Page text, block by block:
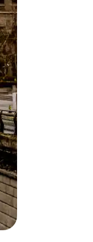
თუ თითის გასმის